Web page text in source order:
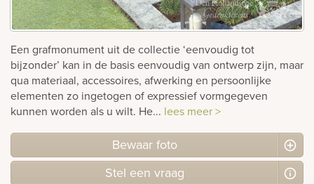
Bekijk
ook:
Een grafmonument uit de collectie ‘eenvoudig tot
bijzonder’ kan in de basis eenvoudig van ontwerp zijn, maar
qua materiaal, accessoires, afwerking en persoonlijke
elementen zo ingetogen of expressief vormgegeven
kunnen worden als u wilt. He... lees meer >
Bewaar foto
Stel een vraag